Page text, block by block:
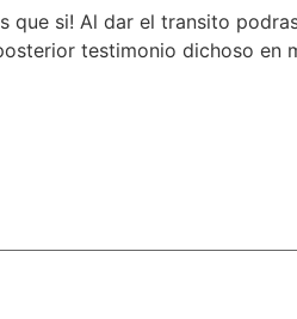
que si! Al dar el transito
testimonio dichoso en